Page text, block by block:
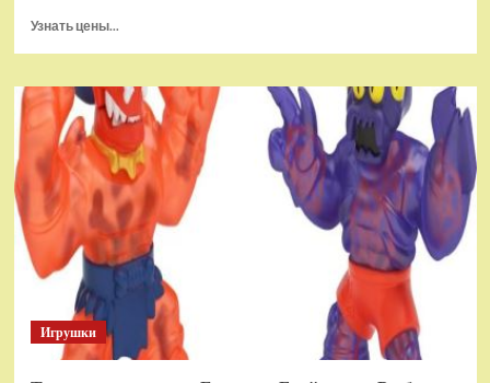
Узнать цены...
Набор
тянущихся
фигурок
Гуджитсу
Тайгор
и
Вайпер
Игрушки